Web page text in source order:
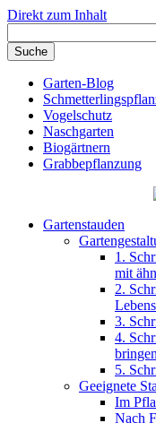
Direkt zum Inhalt
Garten-Blog
Vogelschutz
Naschgarten
Biogärtnern
Grabbepflanzung
Gartenstauden
1.
mit
2.
3.
4.
bringen
5.
Geeignete
Im
Nach